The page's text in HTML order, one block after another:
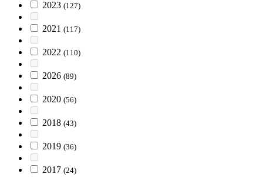
2023 (127)
2021 (117)
2022 (110)
2026 (89)
2020 (56)
2018 (43)
2019 (36)
2017 (24)